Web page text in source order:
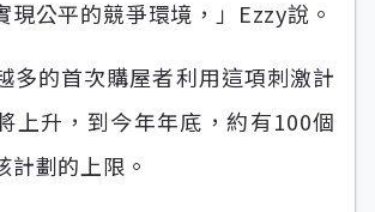
現公平的競爭環境，」Ezzy說。
多的首次購屋者利用這項刺激計
上升，到今年年底，約有100個
計劃的上限。